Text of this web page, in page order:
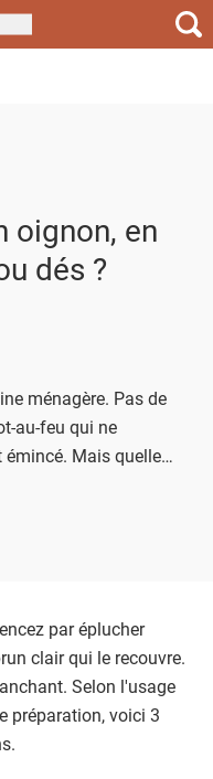
oignon, en
dés ?
ménagère. Pas de
au-feu qui ne
Mais quelle
de chaque plat ?
par éplucher
clair qui le recouvre.
Selon l'usage
préparation, voici 3